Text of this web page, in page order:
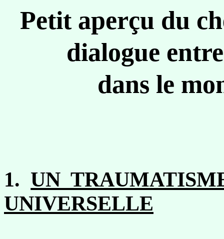
Petit aperçu du
dialogue
dans le
1. UN
UNIVERSELLE